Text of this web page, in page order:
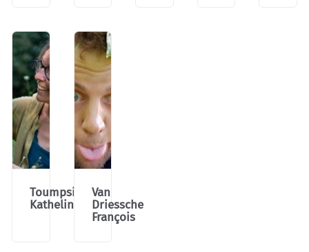
Toumpsin
Katheline
Van
Driessche
François